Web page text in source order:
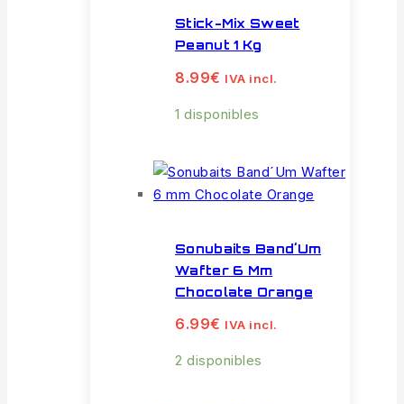
Stick-Mix Sweet
Peanut 1 Kg
8.99€ IVA incl.
1 disponibles
Sonubaits Band´Um
Wafter 6 Mm
Chocolate Orange
6.99€ IVA incl.
2 disponibles